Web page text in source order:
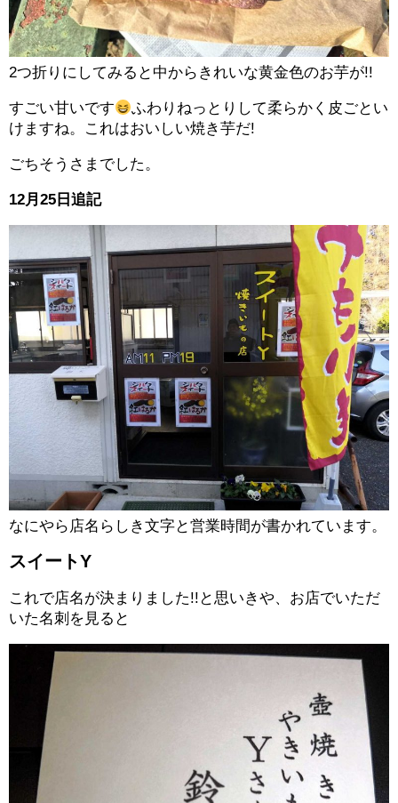
2つ折りにしてみると中からきれいな黄金色のお芋が!!
すごい甘いです
ふわりねっとりして柔らかく皮ごとい
けますね。これはおいしい焼き芋だ!
ごちそうさまでした。
12月25日追記
なにやら店名らしき文字と営業時間が書かれています。
スイートY
これで店名が決まりました!!と思いきや、お店でいただ
いた名刺を見ると